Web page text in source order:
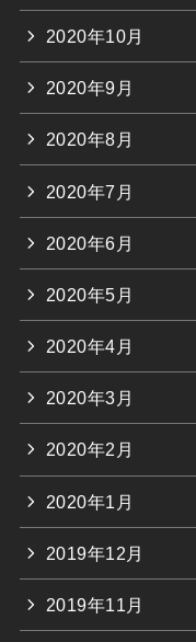
2020年10月
2020年9月
2020年8月
2020年7月
2020年6月
2020年5月
2020年4月
2020年3月
2020年2月
2020年1月
2019年12月
2019年11月